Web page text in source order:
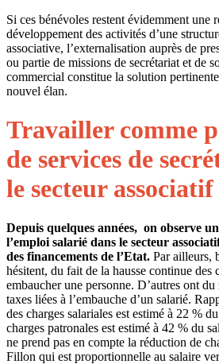
Si ces bénévoles restent évidemment une
développement des activités d’une
associative, l’externalisation auprès de
ou partie de missions de secrétariat et de
commercial constitue la solution
nouvel élan.
Travailler comme
de services de
le secteur associatif
Depuis quelques années, on observe
l’emploi salarié dans le secteur
des financements de l’Etat. Par ailleurs,
hésitent, du fait de la hausse continue des
embaucher une personne. D’autres ont
taxes liées à l’embauche d’un salarié.
des charges salariales est estimé à 22 %
charges patronales est estimé à 42 % du
ne prend pas en compte la réduction de
Fillon qui est proportionnelle au salaire